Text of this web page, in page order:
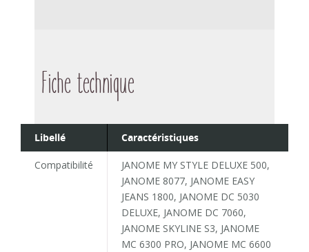
Fiche technique
Libellé Caractéristiques
Compatibilité
JANOME MY STYLE DELUXE 500,
JANOME 8077, JANOME EASY
JEANS 1800, JANOME DC 5030
DELUXE, JANOME DC 7060,
JANOME SKYLINE S3, JANOME
MC 6300 PRO, JANOME MC 6600